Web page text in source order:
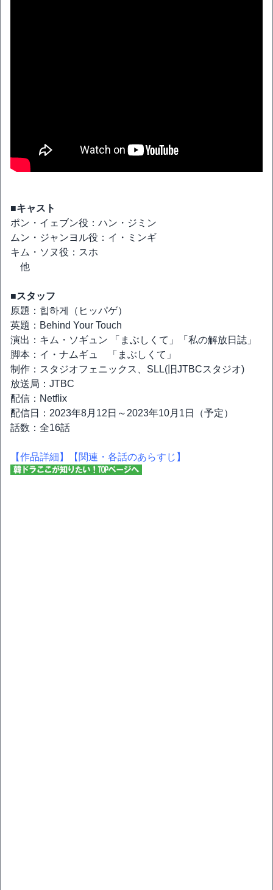
■キャスト
ポン・イェブン役：ハン・ジミン
ムン・ジャンヨル役：イ・ミンギ
キム・ソヌ役：スホ
他
■スタッフ
原題：힙하게（ヒッパゲ）
英題：Behind Your Touch
演出：キム・ソギュン 「まぶしくて」「私の解放日誌」
脚本：イ・ナムギュ 「まぶしくて」
制作：スタジオフェニックス、SLL(旧JTBCスタジオ)
放送局：JTBC
配信：Netflix
配信日：2023年8月12日～2023年10月1日（予定）
話数：全16話
【作品詳細】 【関連・各話のあらすじ】